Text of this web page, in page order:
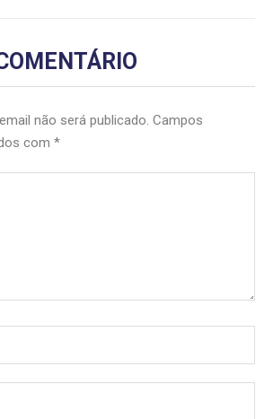
não será publicado. Campos
com *